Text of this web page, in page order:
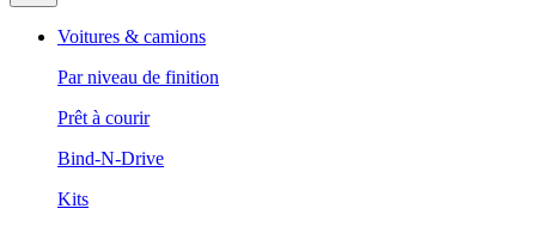
Voitures & camions
Par niveau de finition
Prêt à courir
Bind-N-Drive
Kits